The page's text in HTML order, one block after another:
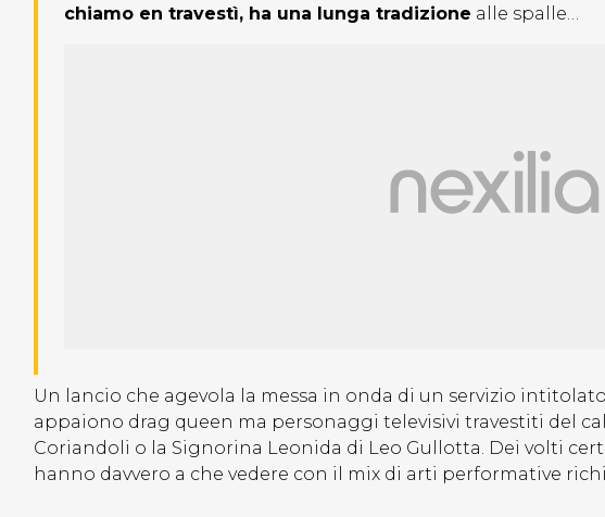
chiamo en travestì, ha una lunga tradizione alle spalle…
Un lancio che agevola la messa in onda di un servizio intitolato
appaiono drag queen ma personaggi televisivi travestiti del
Coriandoli o la Signorina Leonida di Leo Gullotta. Dei volti
hanno davvero a che vedere con il mix di arti performative